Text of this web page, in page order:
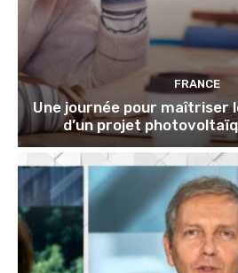
FRANCE
Une journée pour maîtriser
d’un projet